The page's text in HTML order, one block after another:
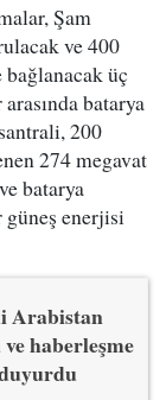
Şam
ve 400
üç
batarya
200
274 megavat
batarya
enerjisi
Arabistan
haberleşme